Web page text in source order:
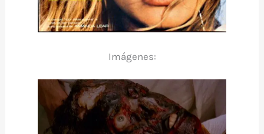
Imágenes: